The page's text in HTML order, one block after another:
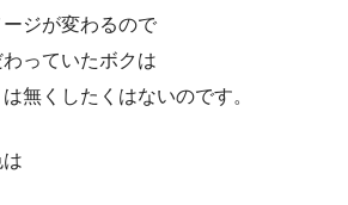
ジが変わるので
っていたボクは
無くしたくはないのです。